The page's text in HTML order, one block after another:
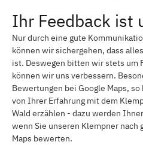
Ihr Feedback ist
Nur durch eine gute
können wir sichergehen, dass
ist. Deswegen bitten wir stets um
können wir uns verbessern.
Bewertungen bei Google Maps,
von Ihrer Erfahrung mit dem
Wald erzählen - dazu werden
wenn Sie unseren Klempner nach
Maps bewerten.